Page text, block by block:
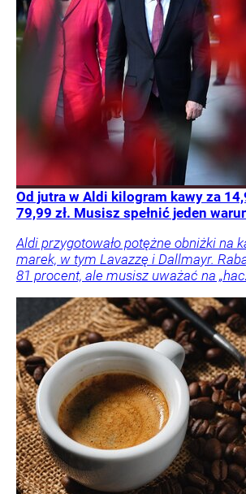
Od jutra w Aldi kilogram kawy za
79,99 zł. Musisz spełnić jeden
Aldi przygotowało potężne obniżki na
marek, w tym Lavazzę i Dallmayr.
81 procent, ale musisz uważać na